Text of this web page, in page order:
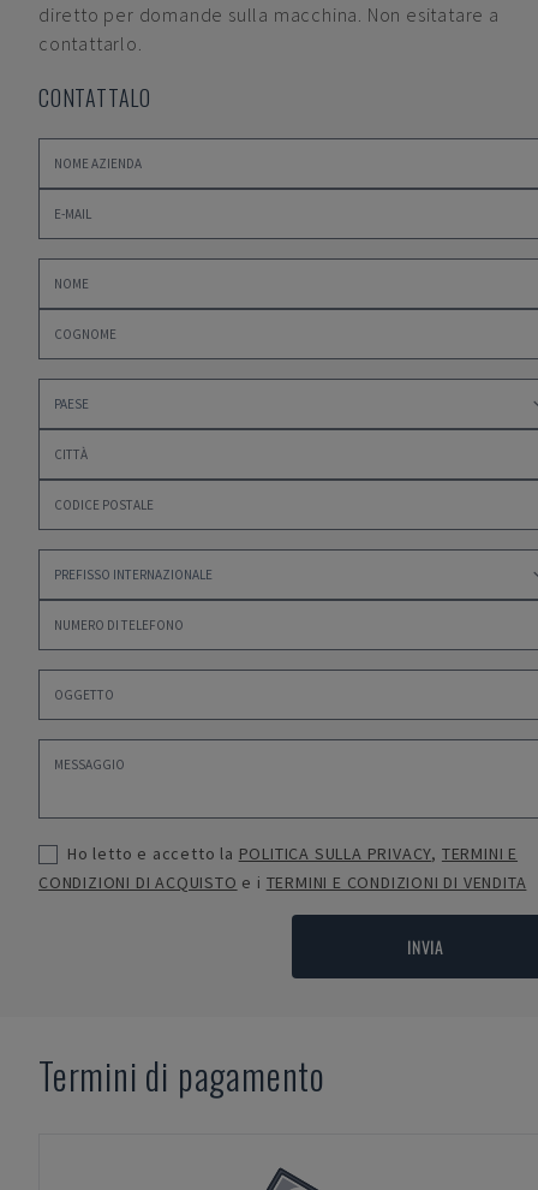
diretto per domande sulla macchina. Non esitatare a
contattarlo.
CONTATTALO
Ho letto e accetto la POLITICA SULLA PRIVACY, TERMINI E
CONDIZIONI DI ACQUISTO e i TERMINI E CONDIZIONI DI VENDITA
INVIA
Termini di pagamento